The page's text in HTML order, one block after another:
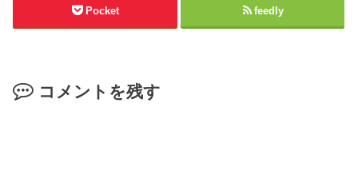
Pocket feedly
コメントを残す